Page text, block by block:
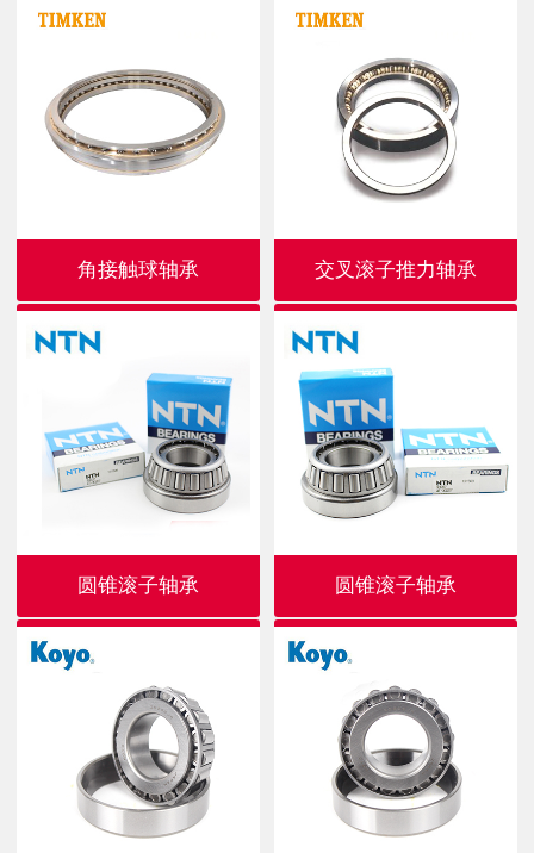
角接触球轴承 交叉滚子推力轴承
圆锥滚子轴承 圆锥滚子轴承